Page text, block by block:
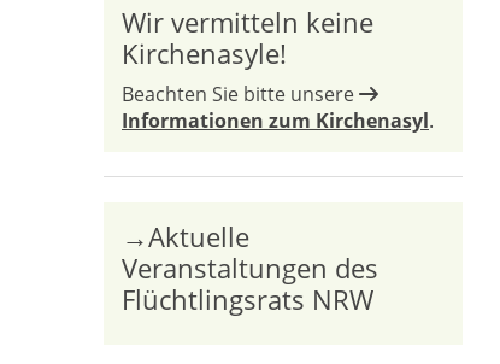
Wir vermitteln keine
Kirchenasyle!
Beachten Sie bitte unsere
Informationen zum Kirchenasyl.
→Aktuelle
Veranstaltungen des
Flüchtlingsrats NRW